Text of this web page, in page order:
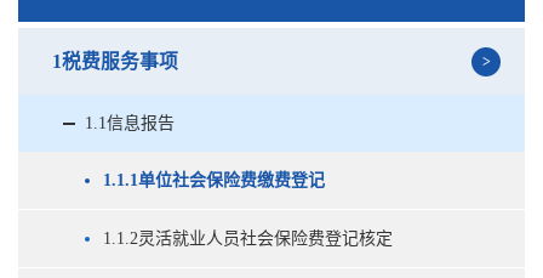
1税费服务事项
1.1信息报告
1.1.1单位社会保险费缴费登记
1.1.2灵活就业人员社会保险费登记核定